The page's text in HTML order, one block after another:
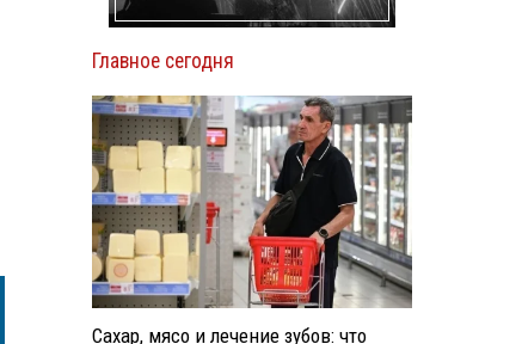
Главное сегодня
Сахар, мясо и лечение зубов: что